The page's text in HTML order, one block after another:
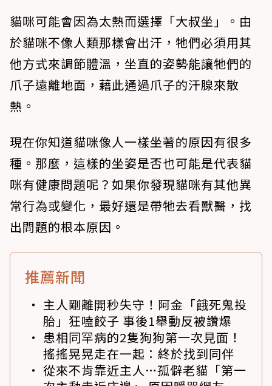
貓咪可能會因為太熱而選擇「大叔坐」。由
於貓咪不像人類那樣會出汗，牠們必須用其
他方式來調節體溫，坐直的姿勢能讓牠們的
爪子遠離地面，藉此通過爪子的汗腺來散
熱。
現在你知道貓咪像人一樣坐著的原因有很多
種。那麼，這樣的坐姿是否也可能是代表貓
咪有健康問題呢？如果你發現貓咪有其他異
常行為或變化，最好還是帶牠去看獸醫，找
出問題的根本原因。
推薦新聞
主人剛離開秒失守！阿金「餓死鬼投
胎」狂嗑餃子 事後1舉動反被讚爆
患相同罕病的2隻狗狗第一次見面！
搖搖晃晃走在一起：終於找到同伴
從來不肯靠近主人…孤僻老貓「第一